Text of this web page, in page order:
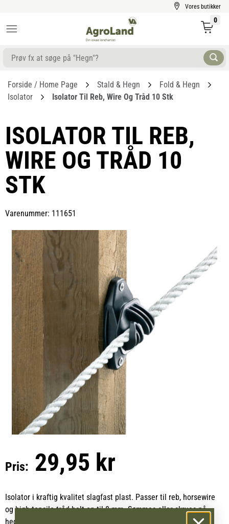
Vores butikker
0
Forside / Home Page Stald & Hegn
Fold & Hegn
Isolator
Isolator Til Reb, Wire Og Tråd 10 Stk
ISOLATOR TIL REB,
WIRE OG TRÅD 10
STK
Varenummer: 111651
Pris: 29,95 kr
Isolator i kraftig kvalitet slagfast plast. Passer til reb, horsewire
og high tensile tråd helt op til 8 mm. Sømmes eller skrues på
hegnspæl.